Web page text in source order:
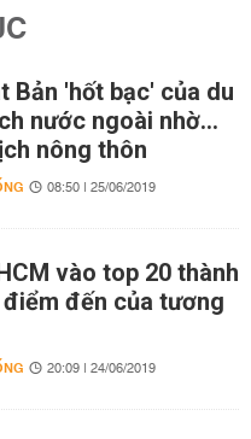
Bản 'hốt bạc' của du
nước ngoài nhờ…
nông thôn
08:50 | 25/06/2019
vào top 20 thành
điểm đến của tương
20:09 | 24/06/2019